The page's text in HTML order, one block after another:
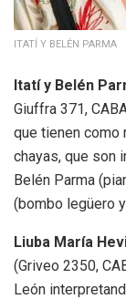
ITATÍ Y BELÉN PARMA
Itatí y Belén
Giuffra 371,
que tienen como
chayas, que son
Belén Parma
(bombo legüero
Liuba María
(Griveo 2350,
León